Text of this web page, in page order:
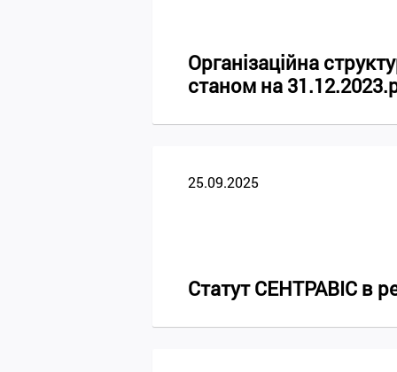
Організаційна
станом на
25.09.2025
Статут СЕНТРАВІС в